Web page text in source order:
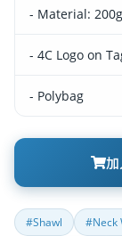
- Material:
- 4C Logo on
- Polybag
#Shawl #Neck